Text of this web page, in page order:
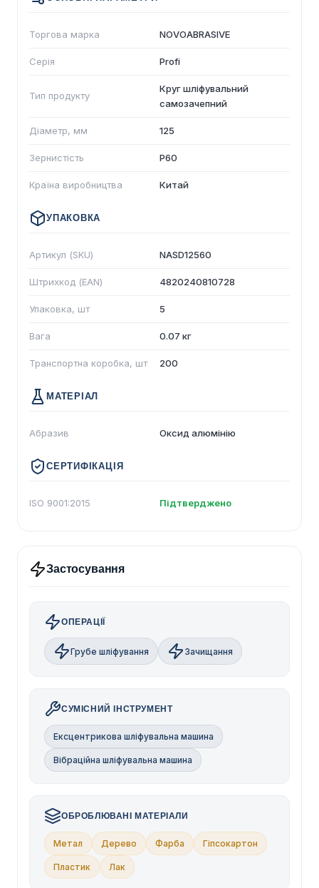
Торгова марка NOVOABRASIVE
Серія Profi
Тип продукту
Круг шліфувальний
самозачепний
Діаметр, мм 125
Зернистість P60
Країна виробництва Китай
УПАКОВКА
Артикул (SKU) NASD12560
Штрихкод (EAN) 4820240810728
Упаковка, шт 5
Вага 0.07 кг
Транспортна коробка, шт 200
МАТЕРІАЛ
Абразив Оксид алюмінію
СЕРТИФІКАЦІЯ
ISO 9001:2015 Підтверджено
Застосування
ОПЕРАЦІЇ
Грубе шліфування Зачищання
СУМІСНИЙ ІНСТРУМЕНТ
Ексцентрикова шліфувальна машина
Вібраційна шліфувальна машина
ОБРОБЛЮВАНІ МАТЕРІАЛИ
Метал Дерево Фарба Гіпсокартон
Пластик Лак